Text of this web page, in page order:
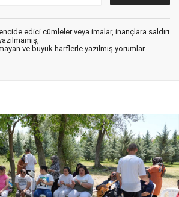
edici cümleler veya imalar, inançlara saldırı
ve büyük harflerle yazılmış yorumlar